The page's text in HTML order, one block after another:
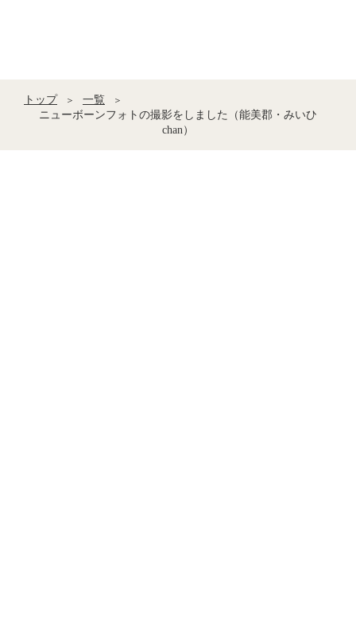
トップ ＞ 一覧 ＞
ニューボーンフォトの撮影をしました（能美郡・みいひ
chan）